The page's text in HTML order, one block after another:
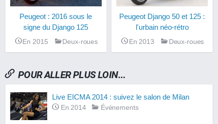
Peugeot : 2016 sous le
signe du Django 125
En 2015 Deux-roues
Peugeot Django 50 et 125 :
l'urbain néo-rétro
En 2013 Deux-roues
POUR ALLER PLUS LOIN...
Live EICMA 2014 : suivez le salon de Milan
En 2014 Événements